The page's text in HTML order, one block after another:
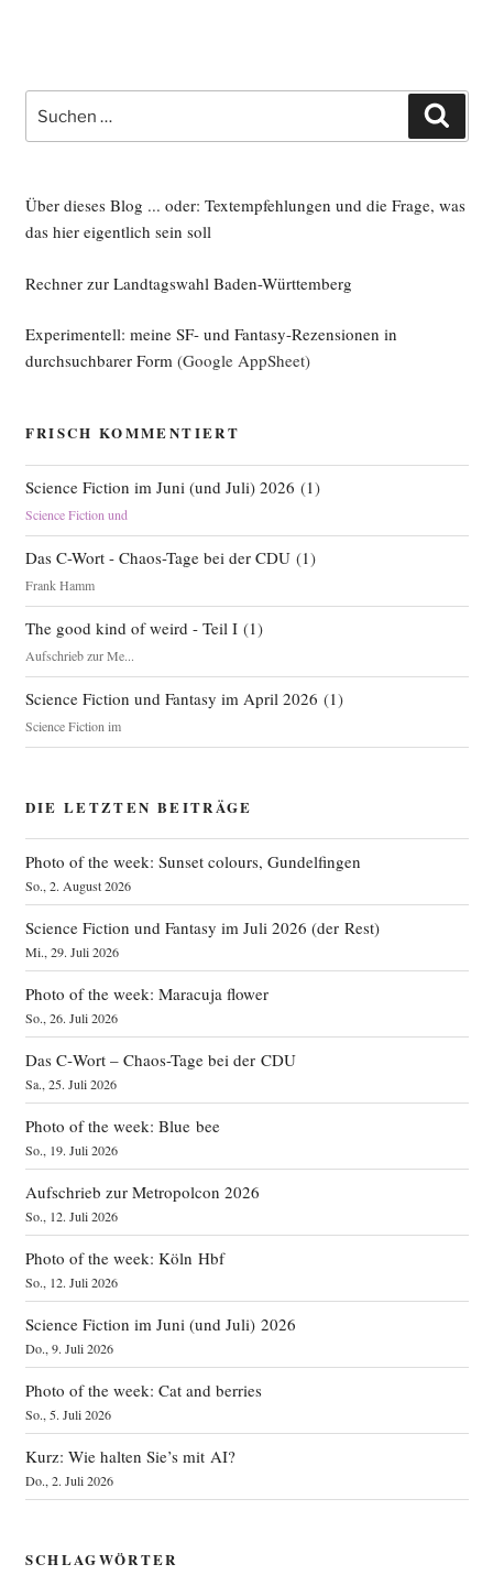
nach:
Über dieses Blog ... oder: Textempfehlungen und die Frage, was
das hier eigentlich sein soll
Rechner zur Landtagswahl Baden-Württemberg
Experimentell: meine SF- und Fantasy-Rezensionen in
durchsuchbarer Form(Google AppSheet)
FRISCH KOMMENTIERT
Science Fiction im Juni (und Juli) 2026 (1)
Science Fiction und
Das C-Wort - Chaos-Tage bei der CDU(1)
Frank Hamm
The good kind of weird - Teil I(1)
Aufschrieb zur Me...
Science Fiction und Fantasy im April 2026 (1)
Science Fiction im
DIE LETZTEN BEITRÄGE
Photo of the week: Sunset colours, Gundelfingen
So., 2. August 2026
Science Fiction und Fantasy im Juli 2026 (der Rest)
Mi., 29. Juli 2026
Photo of the week: Maracuja flower
So., 26. Juli 2026
Das C‑Wort – Chaos-Tage bei der CDU
Sa., 25. Juli 2026
Photo of the week: Blue bee
So., 19. Juli 2026
Aufschrieb zur Metropolcon 2026
So., 12. Juli 2026
Photo of the week: Köln Hbf
So., 12. Juli 2026
Science Fiction im Juni (und Juli) 2026
Do., 9. Juli 2026
Photo of the week: Cat and berries
So., 5. Juli 2026
Kurz: Wie halten Sie’s mit AI?
Do., 2. Juli 2026
SCHLAGWÖRTER